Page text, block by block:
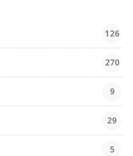
126
270
9
29
5